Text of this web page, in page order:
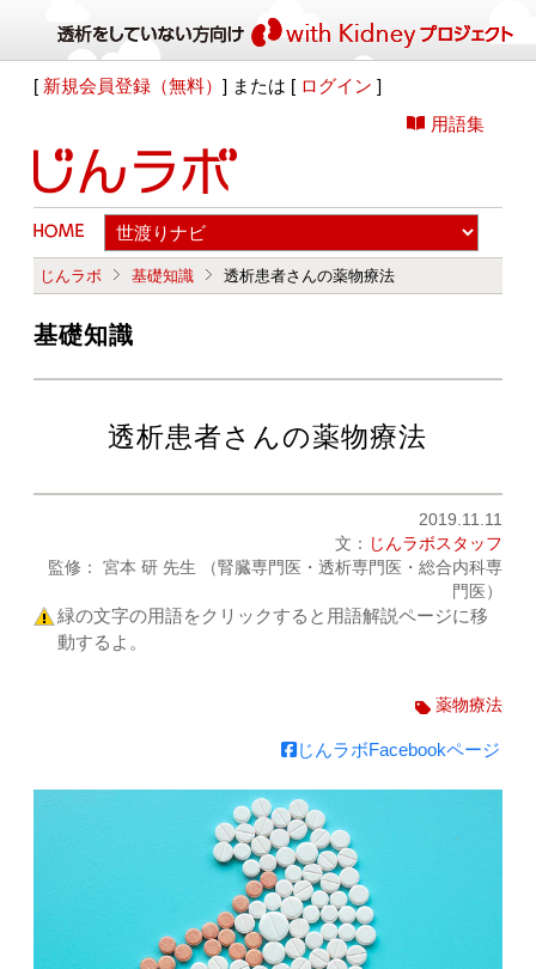
[ 新規会員登録（無料）] または [ ログイン ]
用語集
じんラボ 基礎知識 透析患者さんの薬物療法
基礎知識
透析患者さんの薬物療法
2019.11.11
文： じんラボスタッフ
監修： 宮本 研 先生 （腎臓専門医・透析専門医・総合内科専
門医）
緑の文字の用語をクリックすると用語解説ページに移
動するよ。
薬物療法
じんラボFacebookページ